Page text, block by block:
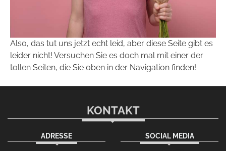
Also, das tut uns jetzt echt leid, aber diese Seite gibt es
leider nicht! Versuchen Sie es doch mal mit einer der
tollen Seiten, die Sie oben in der Navigation finden!
KONTAKT
ADRESSE SOCIAL MEDIA